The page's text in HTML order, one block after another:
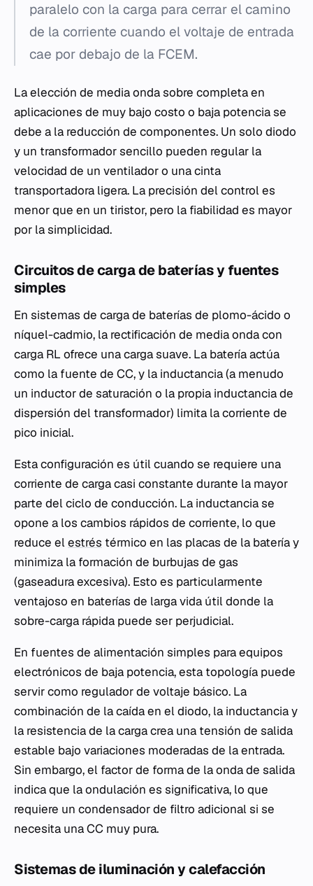
paralelo con la carga para cerrar el camino
de la corriente cuando el voltaje de entrada
cae por debajo de la FCEM.
La elección de media onda sobre completa en
aplicaciones de muy bajo costo o baja potencia se
debe a la reducción de componentes. Un solo diodo
y un transformador sencillo pueden regular la
velocidad de un ventilador o una cinta
transportadora ligera. La precisión del control es
menor que en un tiristor, pero la fiabilidad es mayor
por la simplicidad.
Circuitos de carga de baterías y fuentes
simples
En sistemas de carga de baterías de plomo-ácido o
níquel-cadmio, la rectificación de media onda con
carga RL ofrece una carga suave. La batería actúa
como la fuente de CC, y la inductancia (a menudo
un inductor de saturación o la propia inductancia de
dispersión del transformador) limita la corriente de
pico inicial.
Esta configuración es útil cuando se requiere una
corriente de carga casi constante durante la mayor
parte del ciclo de conducción. La inductancia se
opone a los cambios rápidos de corriente, lo que
reduce elestrés térmico en las placas de la batería y
minimiza la formación de burbujas de gas
(gaseadura excesiva). Esto es particularmente
ventajoso en baterías de larga vida útil donde la
sobre-carga rápida puede ser perjudicial.
En fuentes de alimentación simples para equipos
electrónicos de baja potencia, esta topología puede
servir como regulador de voltaje básico. La
combinación de la caída en el diodo, la inductancia y
la resistencia de la carga crea una tensión de salida
estable bajo variaciones moderadas de la entrada.
Sin embargo, el factor de forma de la onda de salida
indica que la ondulación es significativa, lo que
requiere un condensador de filtro adicional si se
necesita una CC muy pura.
Sistemas de iluminación y calefacción